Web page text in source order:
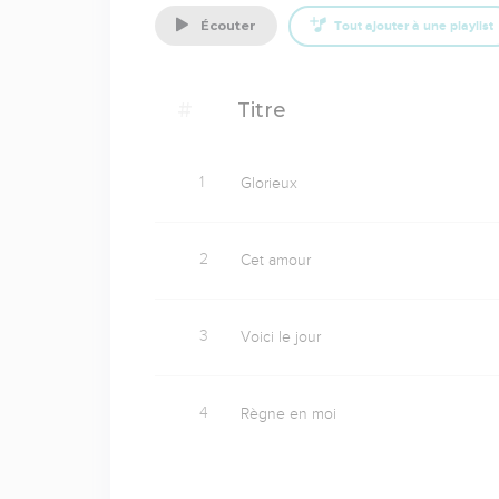
écouter Tout ajouter à une playlist
Titre
1 Glorieux
2 Cet amour
3 Voici le jour
4 Règne en moi